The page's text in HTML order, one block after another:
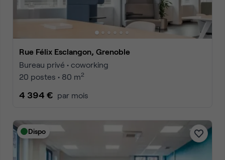
Rue Félix Esclangon, Grenoble
Bureau privé • coworking
20 postes • 80 m2
4 394 € par mois
Dispo